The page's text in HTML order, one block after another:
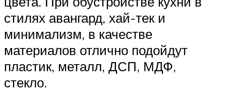
стилях авангард, хай-тек и
минимализм, в качестве
материалов отлично подойдут
пластик, металл, ДСП, МДФ,
стекло.